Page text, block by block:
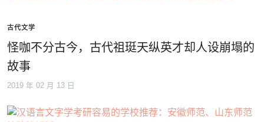
古代文学
怪咖不分古今，古代祖珽天纵英才却人设崩塌的
故事
2019 年 02 月 13 日